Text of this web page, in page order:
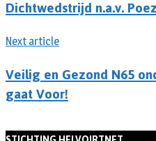
Dichtwedstrijd n.a.v.
Next article
Veilig en Gezond N65
gaat Voor!